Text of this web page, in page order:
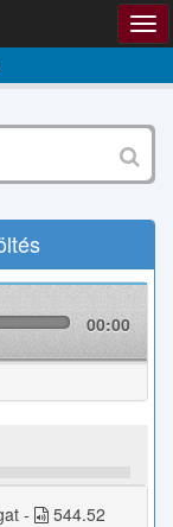
00:00
-
544.52